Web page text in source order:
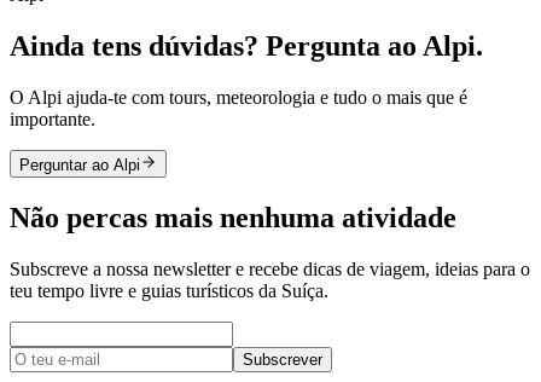
Ainda tens dúvidas? Pergunta ao Alpi.
O Alpi ajuda-te com tours, meteorologia e tudo o mais que é
importante.
Perguntar ao Alpi
Não percas mais nenhuma atividade
Subscreve a nossa newsletter e recebe dicas de viagem, ideias para o
teu tempo livre e guias turísticos da Suíça.
Subscrever